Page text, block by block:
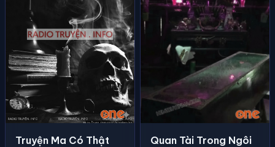
Truyện Ma Có Thật
Quan Tài Trong Ngôi